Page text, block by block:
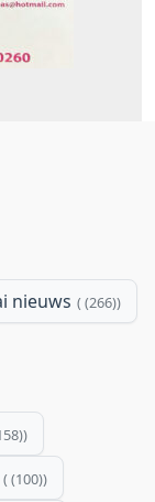
nieuws (266)
(100)